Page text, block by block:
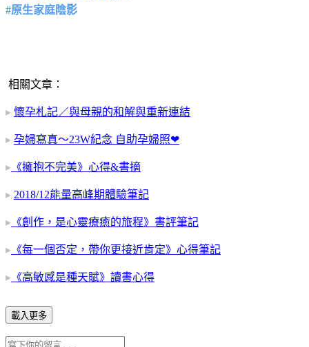
#原生家庭陰影
相關文章：
▸ 懷孕札記／與母親的和解與重新連結
▸ 孕婦寫真～23W紀念 自助孕婦照❤
▸ 《擁抱不完美》心得&書摘
▸ 2018/12能量高峰期體驗筆記
▸ 《創作，是心靈療癒的旅程》書評筆記
▸ 《每一個否定，帶你更接近肯定》心得筆記
▸ 《高敏感是種天賦》讀書心得
載入更多